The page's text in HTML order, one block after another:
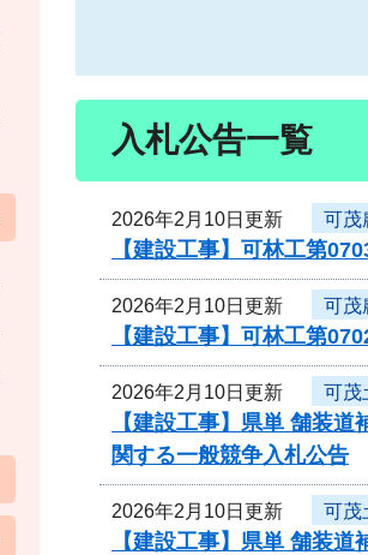
入札公告一覧
2026年2月10日更新 可茂
【建設工事】可林工第
2026年2月10日更新 可茂
【建設工事】可林工第
2026年2月10日更新 可茂
【建設工事】県単 舗装
関する一般競争入札公告
2026年2月10日更新 可茂
【建設工事】県単 舗装